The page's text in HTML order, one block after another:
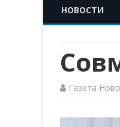
НОВОСТИ
Газета